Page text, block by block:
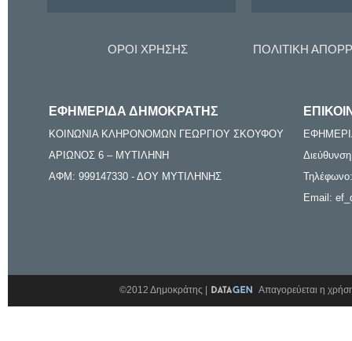
ΟΡΟΙ ΧΡΗΣΗΣ ΠΟΛΙΤΙΚΗ
ΕΦΗΜΕΡΙΔΑ ΔΗΜΟΚΡΑΤΗΣ
ΚΟΙΝΩΝΙΑ ΚΛΗΡΟΝΟΜΩΝ ΓΕΩΡΓΙΟΥ ΣΚΟΥΦΟΥ
ΑΡΙΩΝΟΣ 6 – ΜΥΤΙΛΗΝΗ
ΑΦΜ: 999147330 - ΔΟΥ ΜΥΤΙΛΗΝΗΣ
Email:
©2012 Δημοκράτης | Απαγορεύεται η